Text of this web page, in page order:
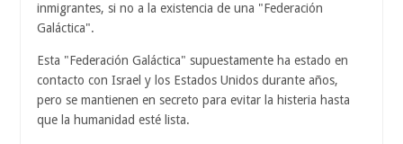
inmigrantes, si no a la existencia de una "Federación
Galáctica".
Esta "Federación Galáctica" supuestamente ha estado en
contacto con Israel y los Estados Unidos durante años,
pero se mantienen en secreto para evitar la histeria hasta
que la humanidad esté lista.